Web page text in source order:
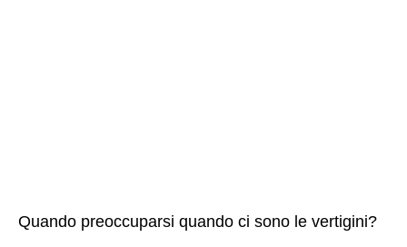
Quando preoccuparsi quando ci sono le vertigini?